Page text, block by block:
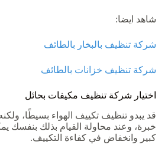
شاهد ايضا:
شركة تنظيف بالبخار بالطائف
شركة تنظيف خزانات بالطائف
اختيار شركة تنظيف مكيفات بحائل
قد يبدو تنظيف تكييف الهواء بسيطًا،
خبرة، وعند محاولة القيام بذلك بنفسك
كبير وانخفاض في كفاءة التكييف.